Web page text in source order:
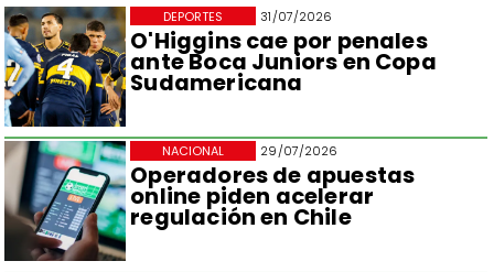
31/07/2026
O'Higgins cae por penales
ante Boca Juniors en Copa
Sudamericana
DEPORTES
29/07/2026
Operadores de apuestas
online piden acelerar
regulación en Chile
NACIONAL